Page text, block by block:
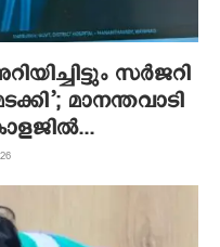
സര്‍ജറി
മാനന്തവാടി